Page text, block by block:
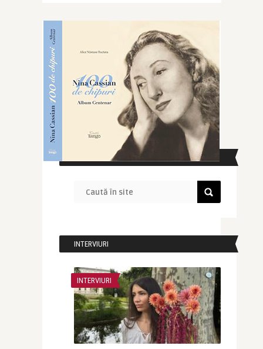
CAUTĂ ÎN SITE
INTERVIURI
INTERVIURI